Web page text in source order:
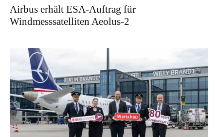
Airbus erhält ESA-Auftrag für
Windmesssatelliten Aeolus-2